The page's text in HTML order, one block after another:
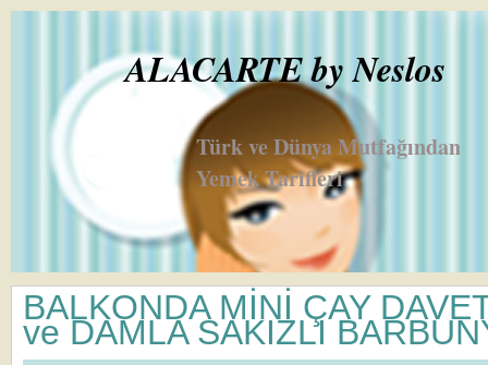
ALACARTE by Neslos
Türk ve Dünya Mutfağından
Yemek Tarifleri
BALKONDA MİNİ ÇAY
ve DAMLA SAKIZLI